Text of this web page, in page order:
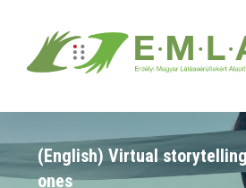
(English) Virtual
ones